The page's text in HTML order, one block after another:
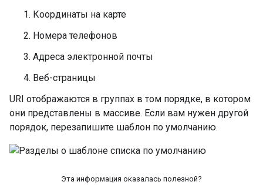
Координаты на карте
Номера телефонов
Адреса электронной почты
Веб-страницы
URI отображаются в группах в том порядке, в котором
они представлены в массиве. Если вам нужен другой
порядок, перезапишите шаблон по умолчанию.
Эта информация оказалась полезной?